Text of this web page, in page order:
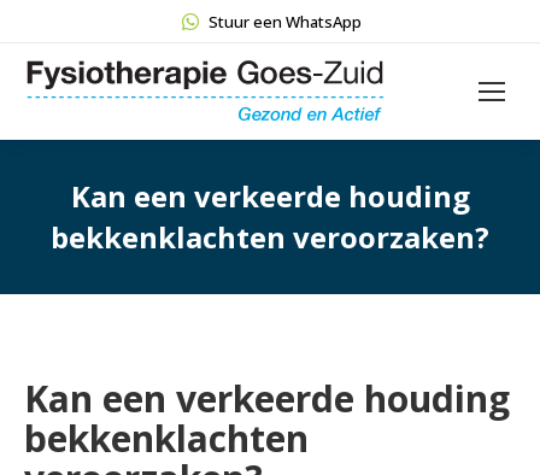
Stuur een WhatsApp
Kan een verkeerde houding
bekkenklachten veroorzaken?
Kan een verkeerde houding
bekkenklachten